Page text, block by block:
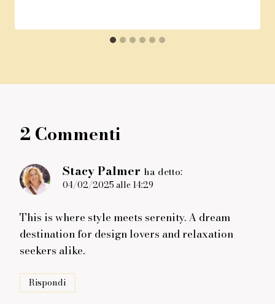
2 Commenti
Stacy Palmer ha detto:
04/02/2025 alle 14:29
This is where style meets serenity. A dream
destination for design lovers and relaxation
seekers alike.
Rispondi